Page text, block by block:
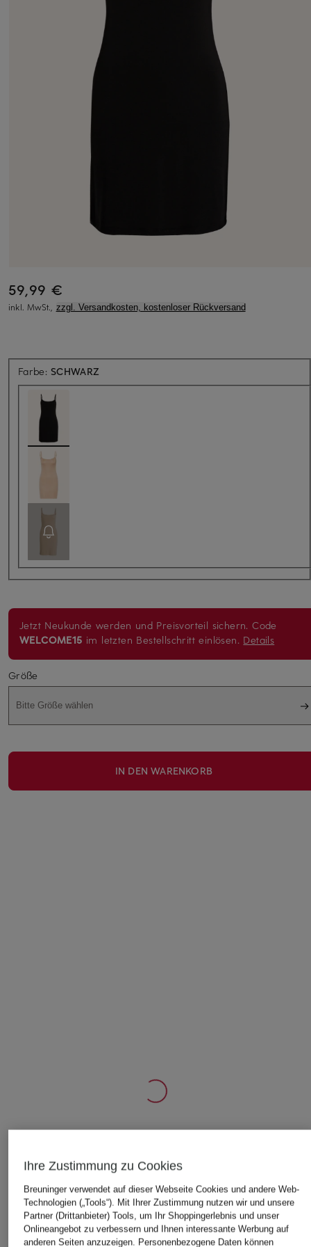
59,99 €
inkl. MwSt., zzgl. Versandkosten, kostenloser Rückversand
Farbe: SCHWARZ
Jetzt Neukunde werden und Preisvorteil sichern. Code
WELCOME15 im letzten Bestellschritt einlösen. Details
Größe
Bitte Größe wählen
IN DEN WARENKORB
Ihre Zustimmung zu Cookies
Breuninger verwendet auf dieser Webseite Cookies und andere Web-
Technologien („Tools“). Mit Ihrer Zustimmung nutzen wir und unsere
Partner (Drittanbieter) Tools, um Ihr Shoppingerlebnis und unser
Onlineangebot zu verbessern und Ihnen interessante Werbung auf
anderen Seiten anzuzeigen. Personenbezogene Daten können